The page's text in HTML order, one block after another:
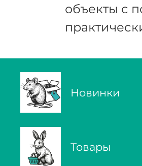
объекты с
Новинки
Товары